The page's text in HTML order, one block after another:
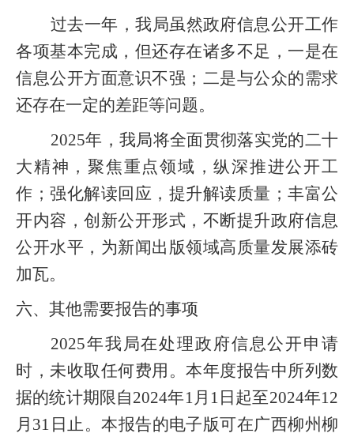
过去一年，我局虽然政府信息公开工作
各项基本完成，但还存在诸多不足，一是在
信息公开方面意识不强；二是与公众的需求
还存在一定的差距等问题。
2025年，我局将全面贯彻落实党的二十
大精神，聚焦重点领域，纵深推进公开工
作；强化解读回应，提升解读质量；丰富公
开内容，创新公开形式，不断提升政府信息
公开水平，为新闻出版领域高质量发展添砖
加瓦。
六、其他需要报告的事项
2025年我局在处理政府信息公开申请
时，未收取任何费用。本年度报告中所列数
据的统计期限自2024年1月1日起至2024年12
月31日止。本报告的电子版可在广西柳州柳